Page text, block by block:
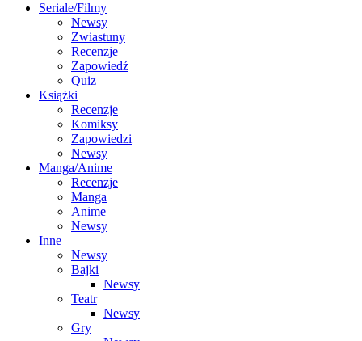
Seriale/Filmy
Newsy
Zwiastuny
Recenzje
Zapowiedź
Quiz
Książki
Recenzje
Komiksy
Zapowiedzi
Newsy
Manga/Anime
Recenzje
Manga
Anime
Newsy
Inne
Newsy
Bajki
Newsy
Teatr
Newsy
Gry